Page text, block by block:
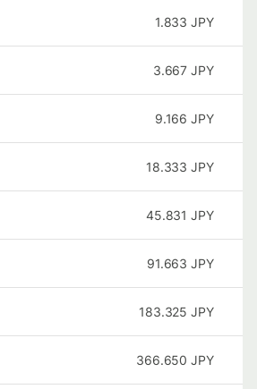
1.833 JPY
3.667 JPY
9.166 JPY
18.333 JPY
45.831 JPY
91.663 JPY
183.325 JPY
366.650 JPY